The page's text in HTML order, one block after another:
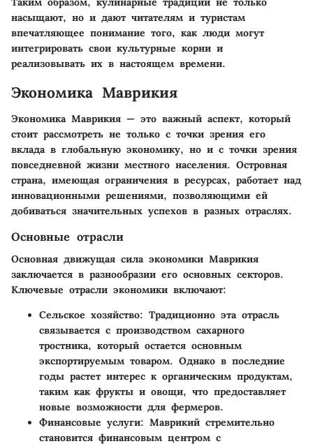
насыщают, но и дают читателям и туристам
впечатляющее понимание того, как люди могут
интегрировать свои культурные корни и
реализовывать их в настоящем времени.
Экономика Маврикия
Экономика Маврикия — это важный аспект, который
стоит рассмотреть не только с точки зрения его
вклада в глобальную экономику, но и с точки зрения
повседневной жизни местного населения. Островная
страна, имеющая ограничения в ресурсах, работает над
инновационными решениями, позволяющими ей
добиваться значительных успехов в разных отраслях.
Основные отрасли
Основная движущая сила экономики Маврикия
заключается в разнообразии его основных секторов.
Ключевые отрасли экономики включают:
Сельское хозяйство: Традиционно эта отрасль
связывается с производством сахарного
тростника, который остается основным
экспортируемым товаром. Однако в последние
годы растет интерес к органическим продуктам,
таким как фрукты и овощи, что предоставляет
новые возможности для фермеров.
Финансовые услуги: Маврикий стремительно
становится финансовым центром с